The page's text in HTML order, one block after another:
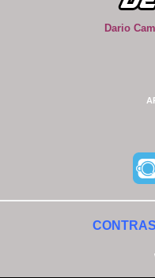
Dario